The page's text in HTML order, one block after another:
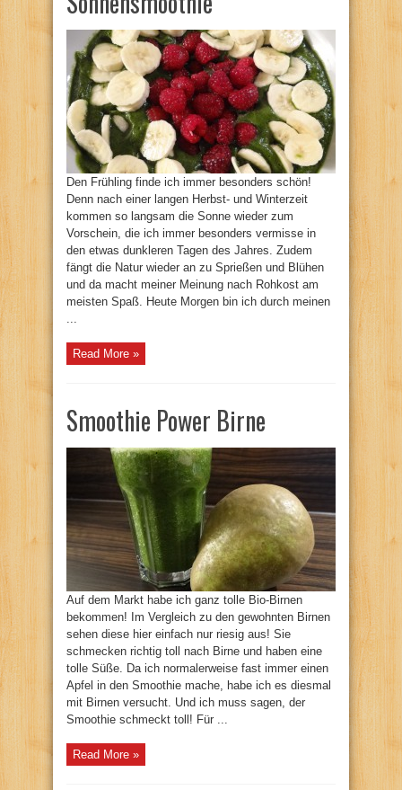
Den Frühling finde ich immer besonders schön!
Denn nach einer langen Herbst- und Winterzeit
kommen so langsam die Sonne wieder zum
Vorschein, die ich immer besonders vermisse in
den etwas dunkleren Tagen des Jahres. Zudem
fängt die Natur wieder an zu Sprießen und Blühen
und da macht meiner Meinung nach Rohkost am
meisten Spaß. Heute Morgen bin ich durch meinen
...
Read More »
Smoothie Power Birne
Auf dem Markt habe ich ganz tolle Bio-Birnen
bekommen! Im Vergleich zu den gewohnten Birnen
sehen diese hier einfach nur riesig aus! Sie
schmecken richtig toll nach Birne und haben eine
tolle Süße. Da ich normalerweise fast immer einen
Apfel in den Smoothie mache, habe ich es diesmal
mit Birnen versucht. Und ich muss sagen, der
Smoothie schmeckt toll! Für ...
Read More »